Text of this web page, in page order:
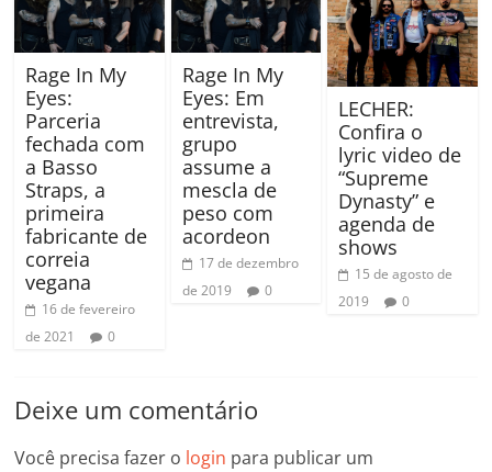
Rage In My
Eyes:
Parceria
fechada com
a Basso
Straps, a
primeira
fabricante de
correia
vegana
16 de fevereiro
de 2021
0
Rage In My
Eyes: Em
entrevista,
grupo
assume a
mescla de
peso com
acordeon
17 de dezembro
de 2019
0
LECHER:
Confira o
lyric video de
“Supreme
Dynasty” e
agenda de
shows
15 de agosto de
2019
0
Deixe um comentário
Você precisa fazer o login para publicar um